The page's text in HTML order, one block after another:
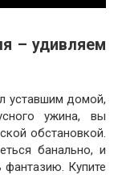
– удивляем
уставшим домой,
ужина, вы
обстановкой.
банально, и
фантазию. Купите